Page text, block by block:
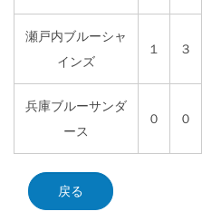
瀬戸内ブルーシャ
インズ
１ ３
兵庫ブルーサンダ
ース
０ ０
戻る